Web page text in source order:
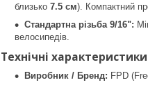
близько 7.5 см). Компактний
Стандартна різьба 9/16":
велосипедів.
Технічні
Виробник / Бренд: FPD